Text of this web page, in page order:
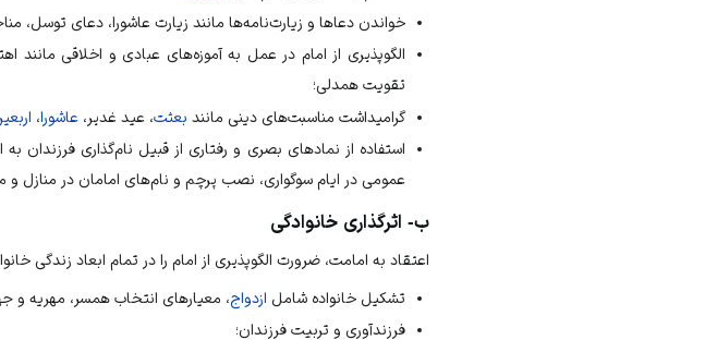
خواندن دعاها و زیارت‌نامه‌ها مانند زیارت عاشورا، دعای توسل،
الگوپذیری از امام در عمل به آموزه‌های عبادی و اخلاقی مانند
تقویت همدلی؛
گرامیداشت مناسبت‌های دینی مانند بعثت، عید غدیر،عاشورا،
استفاده از نمادهای بصری و رفتاری از قبیل نام‌گذاری
عمومی در ایام سوگواری، نصب پرچم و نام‌های امامان در منازل و
ب- اثرگذاری خانوادگی
اعتقاد به امامت، ضرورت الگوپذیری از امام را در تمام ابعاد زندگی
تشکیل خانواده شامل ازدواج، معیارهای انتخاب همسر، مهریه و
فرزندآوری و تربیت فرزندان؛